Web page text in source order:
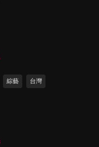
綜藝 台灣